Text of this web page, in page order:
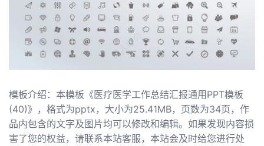
模板介绍：本模板《医疗医学工作总结汇报通用PPT模板
(40)》，格式为pptx，大小为25.41MB，页数为34页，作
品内包含的文字及图片均可以修改和编辑。如果发现内容损
害了您的权益，请联系本站客服，本站会及时给您进行处